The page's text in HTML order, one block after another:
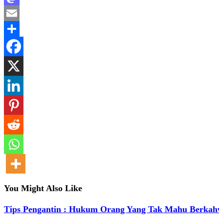
Mastodon
Email
Share
You Might Also Like
Tips Pengantin : Hukum Orang Yang Tak Mahu